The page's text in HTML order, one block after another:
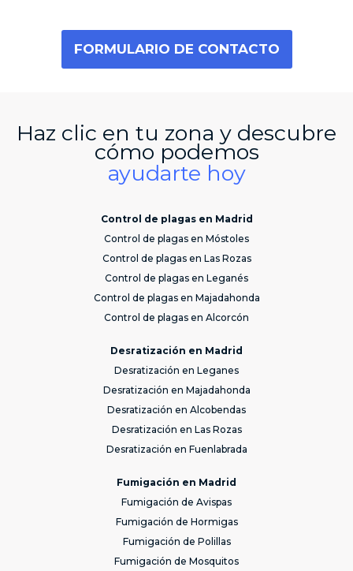
FORMULARIO DE CONTACTO
Haz clic en tu zona y descubre
cómo podemos
ayudarte hoy
Control de plagas en Madrid
Control de plagas en Móstoles
Control de plagas en Las Rozas
Control de plagas en Leganés
Control de plagas en Majadahonda
Control de plagas en Alcorcón
Desratización en Madrid
Desratización en Leganes
Desratización en Majadahonda
Desratización en Alcobendas
Desratización en Las Rozas
Desratización en Fuenlabrada
Fumigación en Madrid
Fumigación de Avispas
Fumigación de Hormigas
Fumigación de Polillas
Fumigación de Mosquitos